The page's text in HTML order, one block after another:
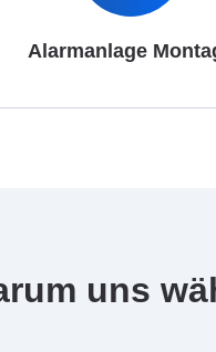
Alarmanlage
uns